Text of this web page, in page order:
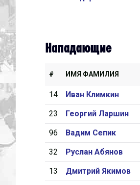
Нападающие
# ИМЯ ФАМИЛИЯ
14 Иван Климкин
23 Георгий Ларшин
96 Вадим Сепик
32 Руслан Абянов
13 Дмитрий Якимов